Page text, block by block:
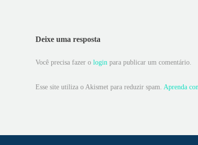
Deixe uma resposta
Você precisa fazer o login para publicar um comentário.
Esse site utiliza o Akismet para reduzir spam. Aprenda